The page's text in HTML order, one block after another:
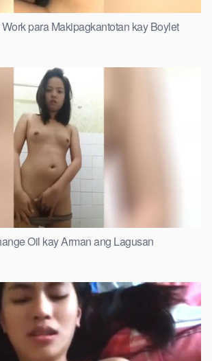
para Makipagkantotan kay Boylet
Oil kay Arman ang Lagusan